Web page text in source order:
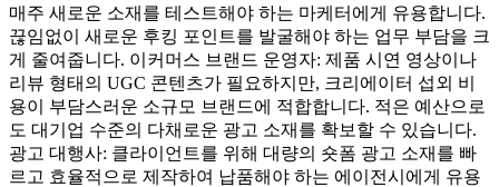
매주 새로운 소재를 테스트해야 하는 마케터에게 유용합니다.
끊임없이 새로운 후킹 포인트를 발굴해야 하는 업무 부담을 크
게 줄여줍니다. 이커머스 브랜드 운영자: 제품 시연 영상이나
리뷰 형태의 UGC 콘텐츠가 필요하지만, 크리에이터 섭외 비
용이 부담스러운 소규모 브랜드에 적합합니다. 적은 예산으로
도 대기업 수준의 다채로운 광고 소재를 확보할 수 있습니다.
광고 대행사: 클라이언트를 위해 대량의 숏폼 광고 소재를 빠
르고 효율적으로 제작하여 납품해야 하는 에이전시에게 유용